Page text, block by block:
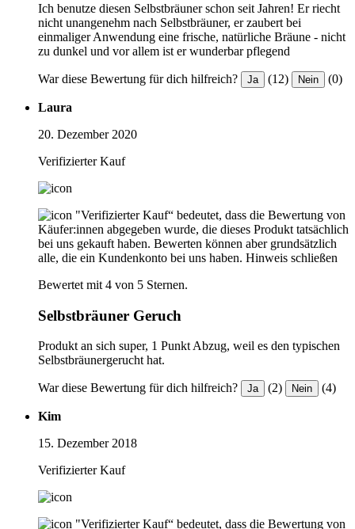
Ich benutze diesen Selbstbräuner schon seit Jahren! Er riecht
nicht unangenehm nach Selbstbräuner, er zaubert bei
einmaliger Anwendung eine frische, natürliche Bräune - nicht
zu dunkel und vor allem ist er wunderbar pflegend
War diese Bewertung für dich hilfreich? Ja (12) Nein (0)
Laura
20. Dezember 2020
Verifizierter Kauf
"Verifizierter Kauf“ bedeutet, dass die Bewertung von
Käufer:innen abgegeben wurde, die dieses Produkt tatsächlich
bei uns gekauft haben. Bewerten können aber grundsätzlich
alle, die ein Kundenkonto bei uns haben. Hinweis schließen
Bewertet mit 4 von 5 Sternen.
Selbstbräuner Geruch
Produkt an sich super, 1 Punkt Abzug, weil es den typischen
Selbstbräunergerucht hat.
War diese Bewertung für dich hilfreich? Ja (2) Nein (4)
Kim
15. Dezember 2018
Verifizierter Kauf
"Verifizierter Kauf“ bedeutet, dass die Bewertung von